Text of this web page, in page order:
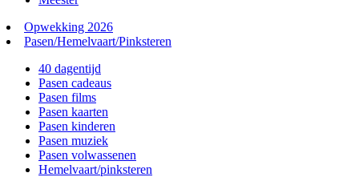
Opwekking 2026
Pasen/Hemelvaart/Pinksteren
40 dagentijd
Pasen cadeaus
Pasen films
Pasen kaarten
Pasen kinderen
Pasen muziek
Pasen volwassenen
Hemelvaart/pinksteren